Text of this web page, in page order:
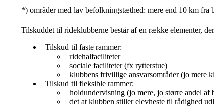
*) områder med lav befolkningstæthed: mere end 10 km
Tilskuddet til rideklubberne består af en række elementer,
Tilskud til faste rammer:
ridehalfaciliteter
sociale faciliteter (fx rytterstue)
klubbens frivillige ansvarsområder (jo mere
Tilskud til fleksible rammer:
holdundervisning (jo mere, jo større andel
det at klubben stiller elevheste til rådighed